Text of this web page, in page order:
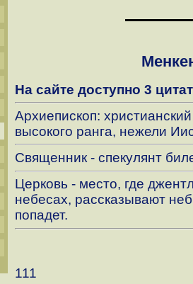
На сайте доступно 3
Архиепископ:
высокого ранга, нежели
Священник - спекулянт
Церковь - место, где
небесах, рассказывают
попадет.
111